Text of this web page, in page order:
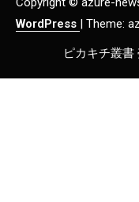
WordPress
Theme:
ピカキチ叢書